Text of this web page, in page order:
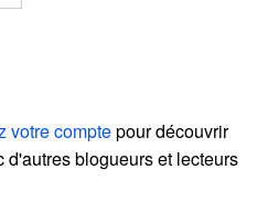
votre comptepour découvrir
d'autres blogueurs et lecteurs